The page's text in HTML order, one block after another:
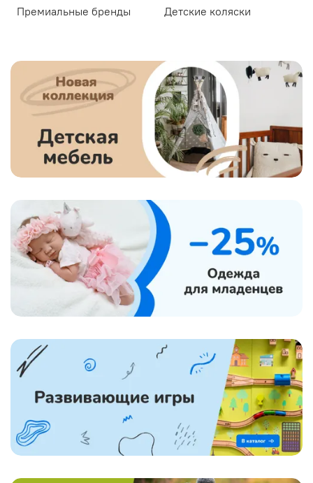
Премиальные бренды Детские коляски